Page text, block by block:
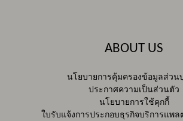
ABOUT US
นโยบายการคุ้มครองข้อมูลส่วน
ประกาศความเป็นส่วนตัว
นโยบายการใช้คุกกี้
ใบรับแจ้งการประกอบธุรกิจบริการแพ